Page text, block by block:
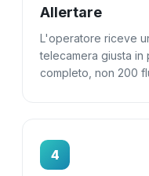
Allertare
L'operatore riceve
telecamera giusta in
completo, non 200
4